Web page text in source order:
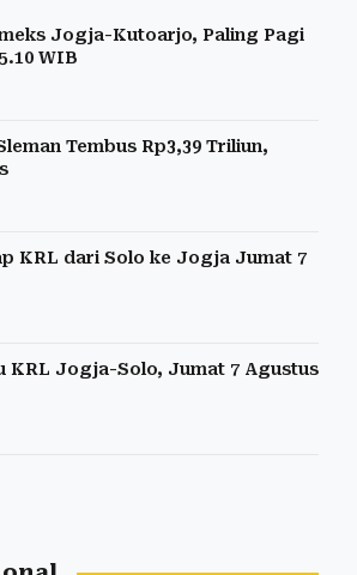
Jogja-Kutoarjo, Paling Pagi
WIB
Tembus Rp3,39 Triliun,
KRL dari Solo ke Jogja Jumat 7
KRL Jogja-Solo, Jumat 7 Agustus